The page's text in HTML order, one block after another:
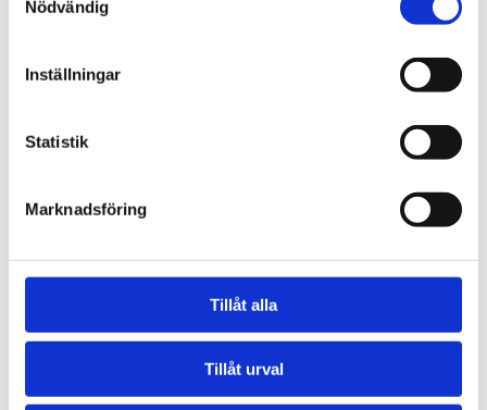
Nödvändig
Inställningar
Statistik
Marknadsföring
Tillåt alla
Tillåt urval
Läs även